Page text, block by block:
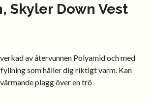
Skyler Down Vest
av återvunnen Polyamid och med
som håller dig riktigt varm. Kan
plagg över en trö